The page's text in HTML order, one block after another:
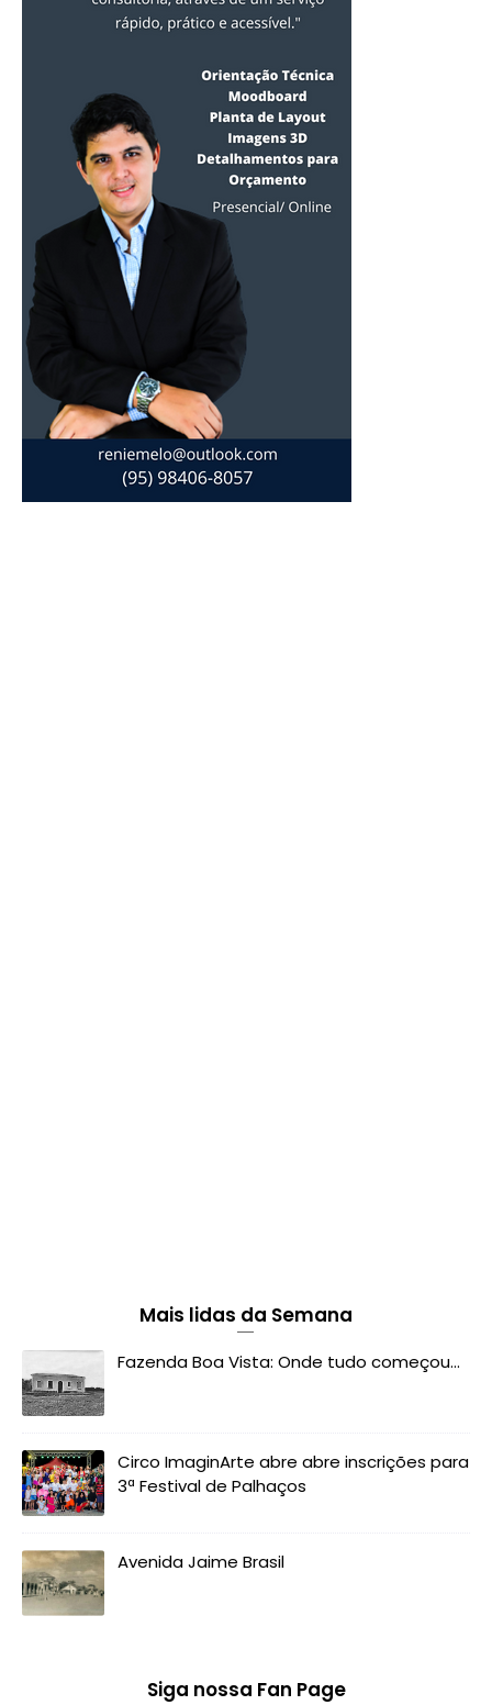
Mais lidas da Semana
Fazenda Boa Vista: Onde tudo começou...
Circo ImaginArte abre abre inscrições para
3ª Festival de Palhaços
Avenida Jaime Brasil
Siga nossa Fan Page